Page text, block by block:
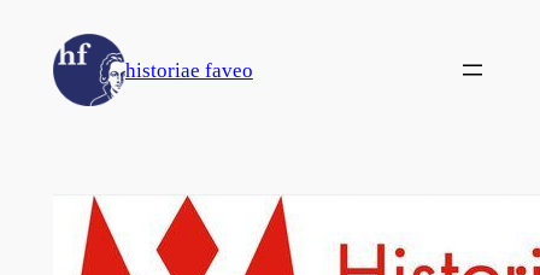
Inhalt
springen
historiae faveo